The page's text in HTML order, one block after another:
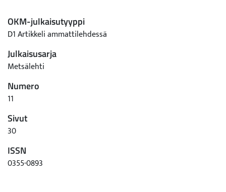
OKM-julkaisutyyppi
D1 Artikkeli ammattilehdessä
Julkaisusarja
Metsälehti
Numero
11
Sivut
30
ISSN
0355-0893